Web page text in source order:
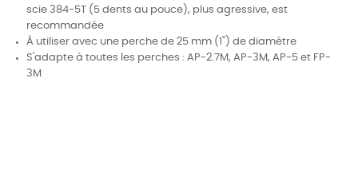
scie 384-5T (5 dents au pouce), plus agressive, est
recommandée
À utiliser avec une perche de 25 mm (1'') de diamètre
S'adapte à toutes les perches : AP-2.7M, AP-3M, AP-5 et FP-
3M